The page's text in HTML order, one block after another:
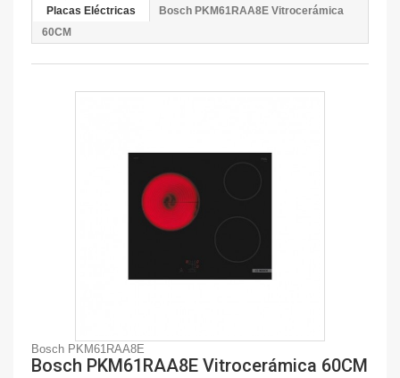
Placas Eléctricas
Bosch PKM61RAA8E Vitrocerámica
60CM
Bosch PKM61RAA8E
Bosch PKM61RAA8E Vitrocerámica 60CM